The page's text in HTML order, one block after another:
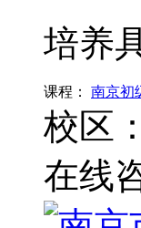
培养
课程： 南京初
校区：
在线